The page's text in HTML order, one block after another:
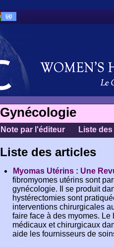
Gynécologie
Note par l'éditeur Liste
Liste des articles
Myomas Utérins : Une
fibromyomes utérins sont
gynécologie. Il se produit
hystérectomies sont
interventions chirurgicales
faire face à des myomes.
médicaux et chirurgicaux
aide les fournisseurs de